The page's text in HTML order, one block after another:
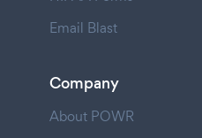
Email Blast
Company
About POWR